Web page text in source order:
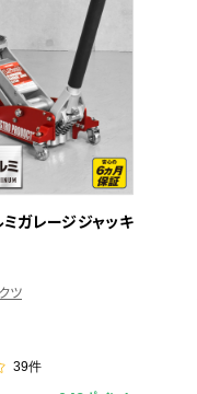
ガレージジャッキ
ツ
39件